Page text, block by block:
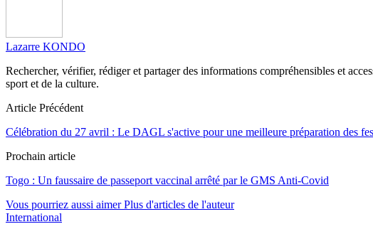
Lazarre KONDO
Rechercher, vérifier, rédiger et partager des informations compréhensibles et
sport et de la culture.
Article Précédent
Célébration du 27 avril : Le DAGL s'active pour une meilleure préparation des
Prochain article
Togo : Un faussaire de passeport vaccinal arrêté par le GMS Anti-Covid
Vous pourriez aussi aimer Plus d'articles de l'auteur
International